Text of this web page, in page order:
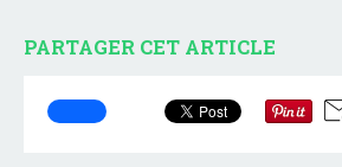
PARTAGER CET ARTICLE